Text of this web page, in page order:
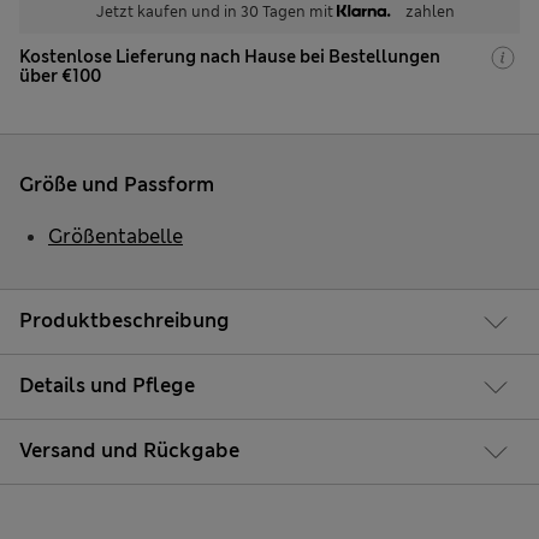
Jetzt kaufen und in 30 Tagen mit zahlen
Kostenlose Lieferung nach Hause bei Bestellungen
über €100
Produktbeschreibung
Details und Pflege
Versand und Rückgabe
Größe und Passform
Größentabelle